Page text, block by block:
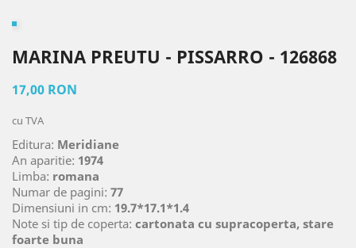
MARINA PREUTU - PISSARRO - 126868
17,00 RON
cu TVA
Editura: Meridiane
An aparitie: 1974
Limba: romana
Numar de pagini: 77
Dimensiuni in cm: 19.7*17.1*1.4
Note si tip de coperta: cartonata cu supracoperta, stare
foarte buna